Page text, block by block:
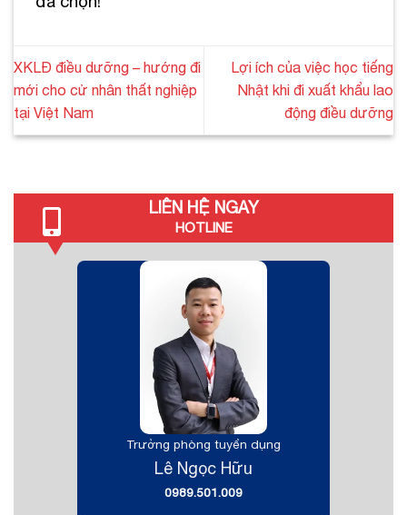
XKLĐ điều dưỡng – hướng đi
mới cho cử nhân thất nghiệp
tại Việt Nam
Lợi ích của việc học tiếng
Nhật khi đi xuất khẩu lao
động điều dưỡng
LIÊN HỆ NGAY
HOTLINE
Trưởng phòng tuyển dụng
Lê Ngọc Hữu
0989.501.009